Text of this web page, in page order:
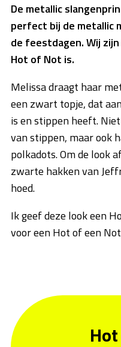
De metallic
perfect bij de metallic
de feestdagen. Wij
Hot of Not is.
Melissa draagt haar
een zwart topje, dat
is en stippen heeft.
van stippen, maar ook
polkadots. Om de look
zwarte hakken van
hoed.
Ik geef deze look een
voor een Hot of een